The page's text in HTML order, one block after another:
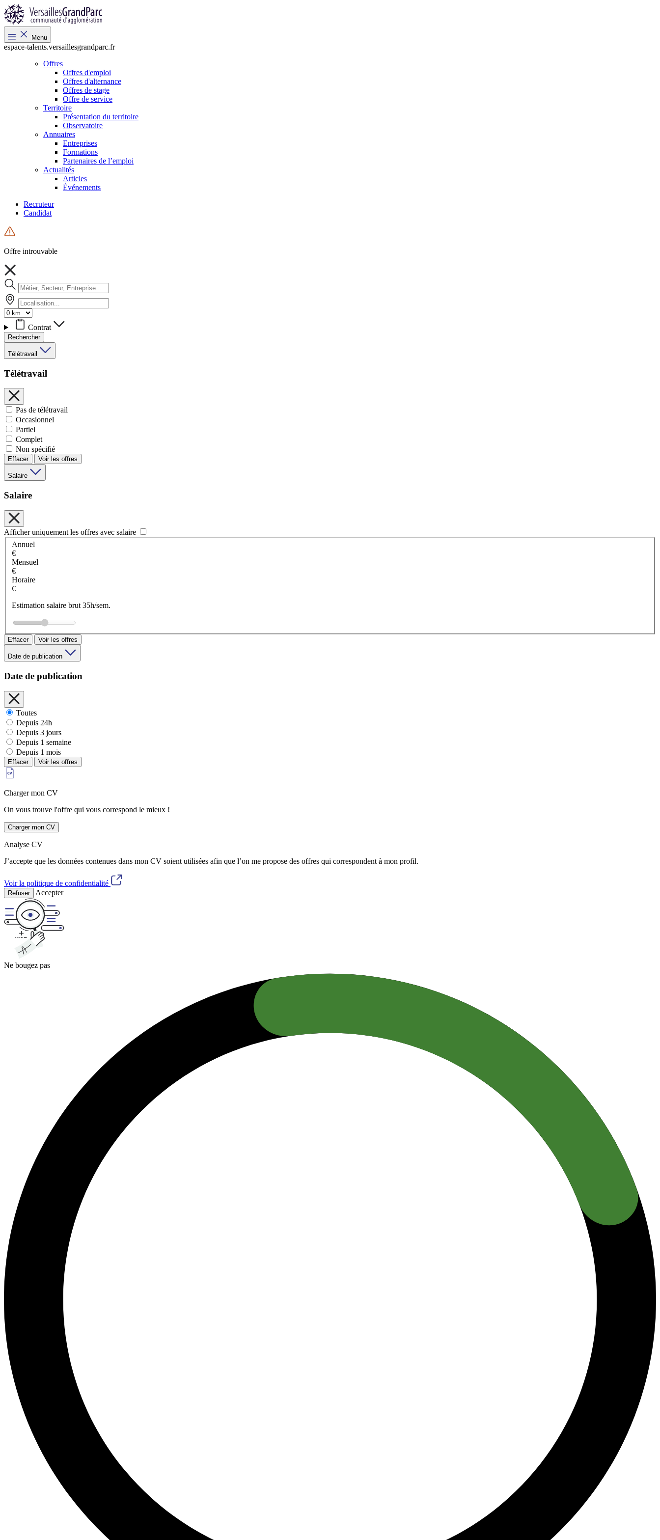
Menu
espace-talents.versaillesgrandparc.fr
Offres
Offres d'emploi
Offres d'alternance
Offres de stage
Offre de service
Territoire
Présentation du territoire
Observatoire
Annuaires
Entreprises
Formations
Partenaires de l’emploi
Actualités
Articles
Événements
Recruteur
Candidat
Offre introuvable
Contrat
Rechercher
Télétravail
Télétravail
Pas de télétravail
Occasionnel
Partiel
Complet
Non spécifié
Effacer Voir les offres
Salaire
Salaire
Afficher uniquement les offres avec salaire
Annuel
€
Mensuel
€
Horaire
€
Estimation salaire brut 35h/sem.
Effacer Voir les offres
Date de publication
Date de publication
Toutes
Depuis 24h
Depuis 3 jours
Depuis 1 semaine
Depuis 1 mois
Effacer Voir les offres
Charger mon CV
On vous trouve l'offre qui vous correspond le mieux !
Charger mon CV
Analyse CV
J’accepte que les données contenues dans mon CV soient utilisées afin que l’on me propose des offres qui correspondent à mon profil.
Voir la politique de confidentialité
Refuser Accepter
Ne bougez pas